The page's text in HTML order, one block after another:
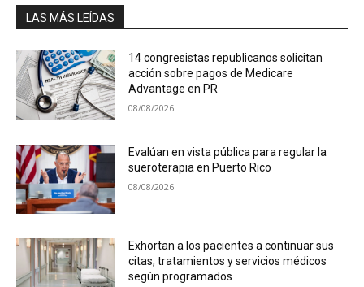
LAS MÁS LEÍDAS
14 congresistas republicanos solicitan
acción sobre pagos de Medicare
Advantage en PR
08/08/2026
Evalúan en vista pública para regular la
sueroterapia en Puerto Rico
08/08/2026
Exhortan a los pacientes a continuar sus
citas, tratamientos y servicios médicos
según programados